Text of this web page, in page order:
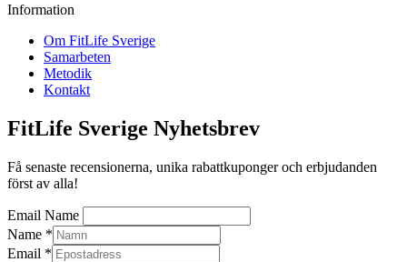
Information
Om FitLife Sverige
Samarbeten
Metodik
Kontakt
FitLife Sverige Nyhetsbrev
Få senaste recensionerna, unika rabattkuponger och erbjudanden
först av alla!
Email Name
Name *
Email *